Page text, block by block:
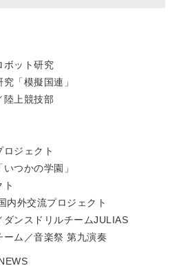
ット研究
「模擬国連」
上競技部
ジェクト
つかの学園」
外交流プロジェクト
ンスドリルチームJULIAS
ム／音楽祭 第九演奏